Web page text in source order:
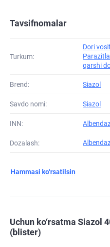
Tavsifnomalar
Turkum:
Dori
qarshi
Brend: Siazol
Savdo nomi: Siazol
INN:
Dozalash:
Hammasi ko‘rsatilsin
Uchun ko‘rsatma Siazol
(blister)